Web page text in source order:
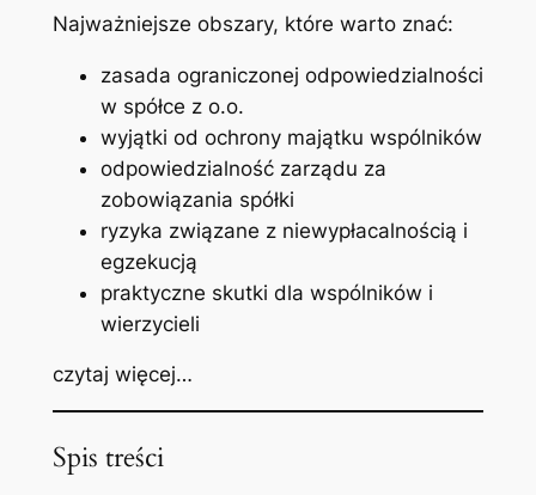
Najważniejsze obszary, które warto znać:
zasada ograniczonej odpowiedzialności
w spółce z o.o.
wyjątki od ochrony majątku wspólników
odpowiedzialność zarządu za
zobowiązania spółki
ryzyka związane z niewypłacalnością i
egzekucją
praktyczne skutki dla wspólników i
wierzycieli
czytaj więcej…
Spis treści